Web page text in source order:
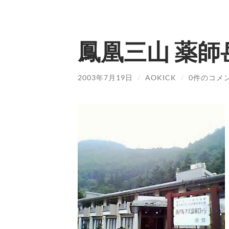
鳳凰三山 薬師
2003年7月19日 / AOKICK / 0件のコメ